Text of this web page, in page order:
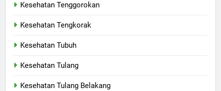
Kesehatan Tenggorokan
Kesehatan Tengkorak
Kesehatan Tubuh
Kesehatan Tulang
Kesehatan Tulang Belakang